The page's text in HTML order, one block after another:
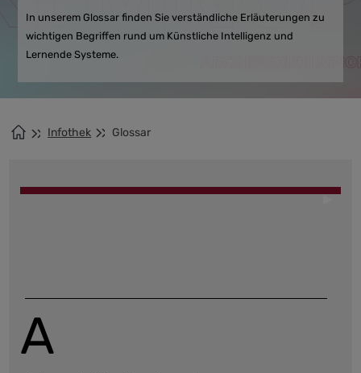
In unserem Glossar finden Sie verständliche Erläuterungen zu
wichtigen Begriffen rund um Künstliche Intelligenz und
Lernende Systeme.
Infothek Glossar
A